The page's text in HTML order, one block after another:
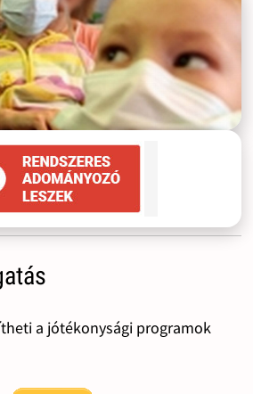
a jótékonysági programok